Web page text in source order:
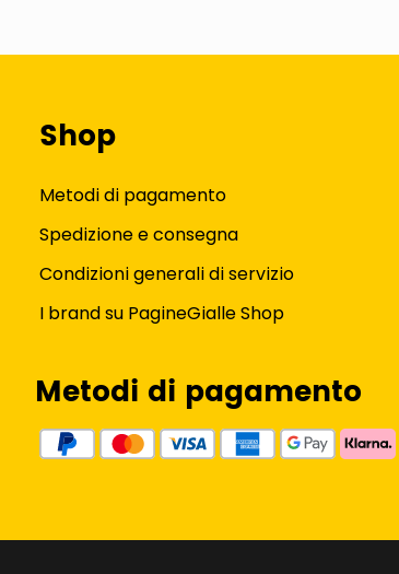
Shop
Metodi di pagamento
Spedizione e consegna
Condizioni generali di servizio
I brand su PagineGialle Shop
Metodi di pagamento